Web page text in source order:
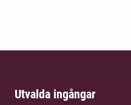
Utvalda ingångar